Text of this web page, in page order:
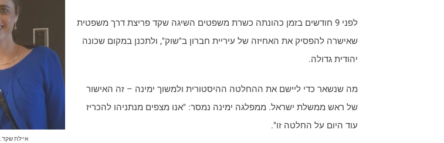
איילת
לפני 9 חודשים בזמן כהונתה כשרת משפטים השיגה שקד פריצת דרך משפטית
שאישרה להפסיק את האחיזה של עיריית חברון ב"שוק", ולתכנן במקום שכונה
יהודית גדולה.
מה שנשאר כדי ליישם את ההחלטה ההיסטורית ולמשוך ימינה – זה האישור
של ראש ממשלת ישראל. ממפלגה ימינה נמסר: "אנו מצפים מנתניהו להכריז
עוד היום על החלטה זו".